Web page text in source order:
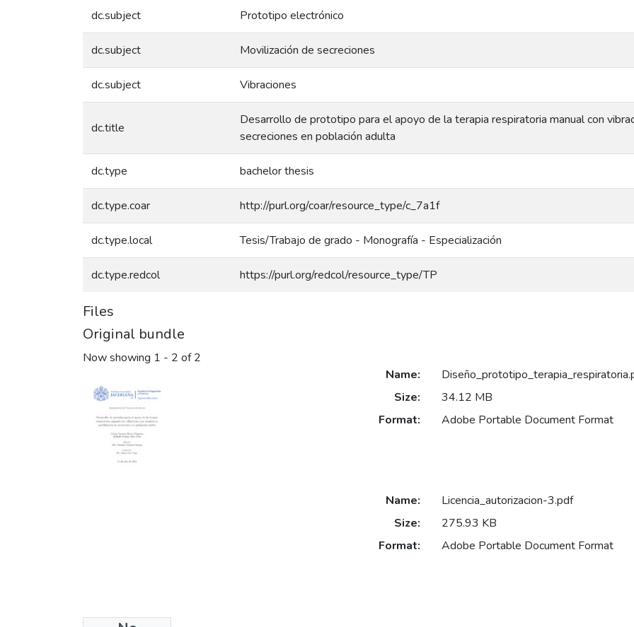
dc.subject Prototipo electrónico
dc.subject Movilización de secreciones
dc.subject Vibraciones
dc.title
Desarrollo de prototipo para el apoyo de la terapia respiratoria manual con
secreciones en población adulta
dc.type bachelor thesis
dc.type.coar http://purl.org/coar/resource_type/c_7a1f
dc.type.local Tesis/Trabajo de grado - Monografía - Especialización
dc.type.redcol https://purl.org/redcol/resource_type/TP
Files
Original bundle
Now showing 1 - 2 of 2
Name:
Size:
34.12 MB
Format:
Adobe Portable Document Format
Name:
Licencia_autorizacion-3.pdf
Size:
275.93 KB
Format:
Adobe Portable Document Format